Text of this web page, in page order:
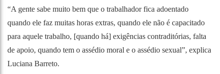
“A gente sabe muito bem que o trabalhador fica adoentado
quando ele faz muitas horas extras, quando ele não é capacitado
para aquele trabalho, [quando há] exigências contraditórias, falta
de apoio, quando tem o assédio moral e o assédio sexual”, explica
Luciana Barreto.